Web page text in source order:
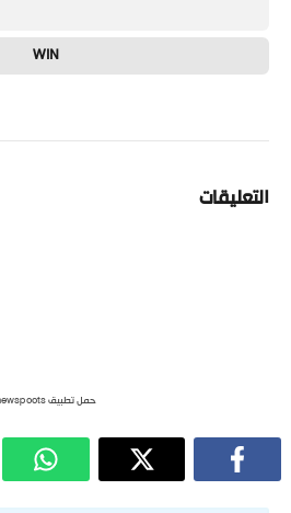
WIN
التعليقات
حمل تطبيق newspoots